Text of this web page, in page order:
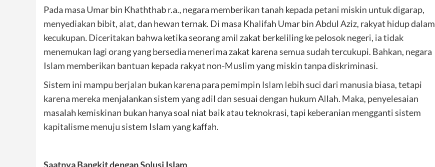
Pada masa Umar bin Khaththab r.a., negara memberikan tanah kepada petani miskin untuk digarap,
menyediakan bibit, alat, dan hewan ternak. Di masa Khalifah Umar bin Abdul Aziz, rakyat hidup dalam
kecukupan. Diceritakan bahwa ketika seorang amil zakat berkeliling ke pelosok negeri, ia tidak
menemukan lagi orang yang bersedia menerima zakat karena semua sudah tercukupi. Bahkan, negara
Islam memberikan bantuan kepada rakyat non-Muslim yang miskin tanpa diskriminasi.
Sistem ini mampu berjalan bukan karena para pemimpin Islam lebih suci dari manusia biasa, tetapi
karena mereka menjalankan sistem yang adil dan sesuai dengan hukum Allah. Maka, penyelesaian
masalah kemiskinan bukan hanya soal niat baik atau teknokrasi, tapi keberanian mengganti sistem
kapitalisme menuju sistem Islam yang kaffah.
Saatnya Bangkit dengan Solusi Islam